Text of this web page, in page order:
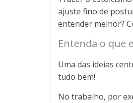
ajuste fino de
entender melhor?
Entenda o que
Uma das ideias
tudo bem!
No trabalho, por